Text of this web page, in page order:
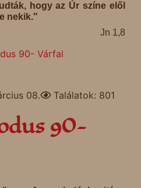
hogy az Úr színe elől
nekik."
Jn 1,8
90- Várfal
08. Találatok: 801
90-